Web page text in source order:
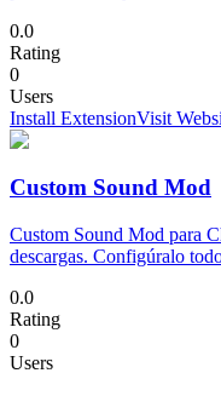
0.0
Rating
0
Users
Install ExtensionVisit
Custom Sound Mod
Custom Sound Mod para
descargas. Configúralo
0.0
Rating
0
Users